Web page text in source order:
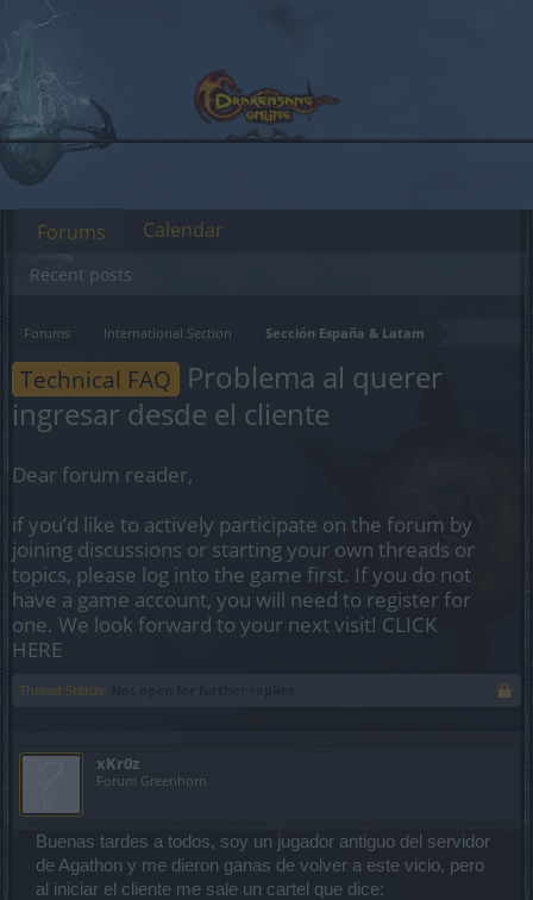
Forums International Section Sección España & Latam
Technical FAQ Problema al querer
ingresar desde el cliente
Dear forum reader,
if you’d like to actively participate on the forum by
joining discussions or starting your own threads or
topics, please log into the game first. If you do not
have a game account, you will need to register for
one. We look forward to your next visit! CLICK
HERE
Thread Status:
xKr0z
Forum Greenhorn
Buenas tardes a todos, soy un jugador antiguo del servidor
de Agathon y me dieron ganas de volver a este vicio, pero
al iniciar el cliente me sale un cartel que dice:
Forums
Recent posts
Calendar